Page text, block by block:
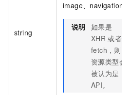
string
image、navigation。
说明 如果是
XHR 或者
fetch，则
资源类型会
被认为是
API。